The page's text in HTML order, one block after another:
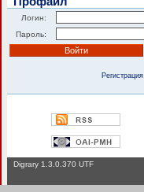
Логин:
Пароль:
Регистрация
Digrary 1.3.0.370 UTF